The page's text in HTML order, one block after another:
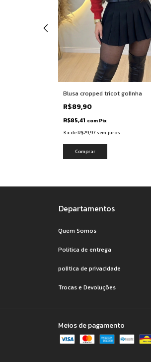
Blusa cropped tricot golinha
R$89,90
R$85,41 com Pix
3 xdeR$29,97 sem juros
Comprar
Departamentos
Quem Somos
Politica de entrega
politica de privacidade
Trocas e Devoluções
Meios de pagamento